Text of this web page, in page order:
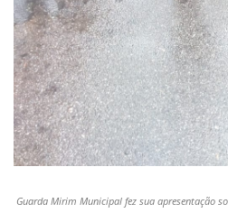
Guarda Mirim Municipal fez sua apresentação